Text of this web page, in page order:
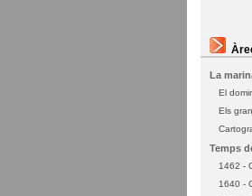
La
El
Els
Temps
1462 -
1640 -